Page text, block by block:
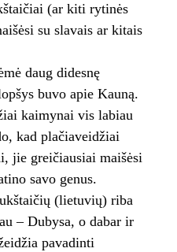
(ar kiti rytinės
su slavais ar kitais
daug didesnę
buvo apie Kauną.
kaimynai vis labiau
kad plačiaveidžiai
jie greičiausiai maišėsi
savo genus.
(lietuvių) riba
– Dubysa, o dabar ir
pavadinti